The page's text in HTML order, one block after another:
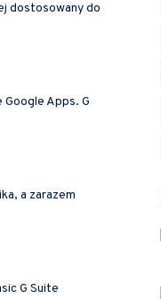
dostosowany do
Google Apps. G
a zarazem
G Suite